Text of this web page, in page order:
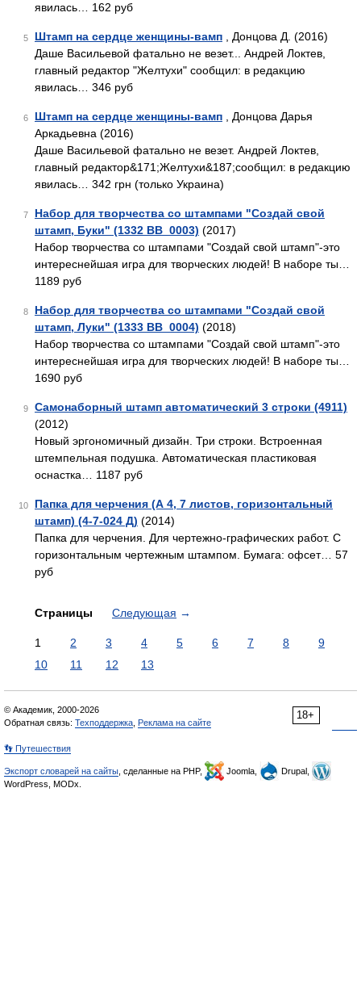
явилась… 162 руб
5 Штамп на сердце женщины-вамп , Донцова Д. (2016)
Даше Васильевой фатально не везет... Андрей Локтев,
главный редактор "Желтухи" сообщил: в редакцию
явилась… 346 руб
6 Штамп на сердце женщины-вамп , Донцова Дарья
Аркадьевна (2016)
Даше Васильевой фатально не везет. Андрей Локтев,
главный редактор&171;Желтухи&187;сообщил: в редакцию
явилась… 342 грн (только Украина)
7
Набор для творчества со штампами "Создай свой
штамп, Буки" (1332 ВВ_0003) (2017)
Набор творчества со штампами "Создай свой штамп"-это
интереснейшая игра для творческих людей! В наборе ты…
1189 руб
8
Набор для творчества со штампами "Создай свой
штамп, Луки" (1333 ВВ_0004) (2018)
Набор творчества со штампами "Создай свой штамп"-это
интереснейшая игра для творческих людей! В наборе ты…
1690 руб
9
Самонаборный штамп автоматический 3 строки (4911)
(2012)
Новый эргономичный дизайн. Три строки. Встроенная
штемпельная подушка. Автоматическая пластиковая
оснастка… 1187 руб
10
Папка для черчения (А 4, 7 листов, горизонтальный
штамп) (4-7-024 Д) (2014)
Папка для черчения. Для чертежно-графических работ. С
горизонтальным чертежным штампом. Бумага: офсет… 57
руб
Страницы Следующая →
1 2 3 4 5 6 7 8
9
10
11 12 13
18+
© Академик, 2000-2026
Обратная связь: Техподдержка Реклама на сайте
👣 Путешествия
Экспорт словарей на сайты , сделанные на PHP, Joomla,
Drupal,
WordPress, MODx.